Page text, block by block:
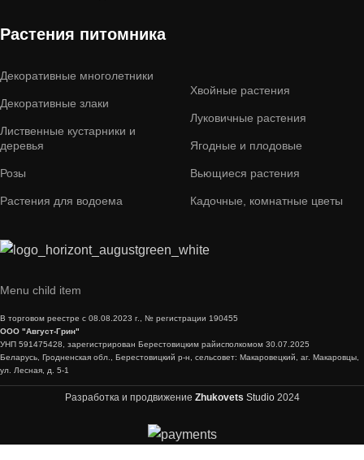
Растения питомника
Декоративные многолетники
Декоративные злаки
Лиственные кустарники и
деревья
Розы
Растения для водоема
Хвойные растения
Луковичные растения
Ягодные и плодовые
Вьющиеся растения
Кадочные, комнатные цветы
Menu child item
В торговом реестре с 08.08.2023 г., № регистрации 190455
ООО "Август-Грин"
УНП 591475428, зарегистрирован Берестовицким райисполкомом 30.07.2025
Беларусь, Гродненская обл., Берестовицкий р-н, сельсовет: Макаровецкий, аг. Макаровцы,
ул. Лесная, д. 5-1
Разработка и продвижение Zhukovets Studio 2024